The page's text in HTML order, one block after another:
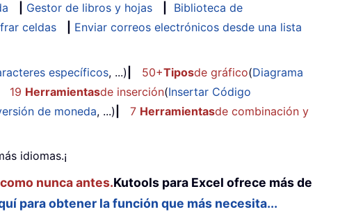
Gestor de libros y hojas
Biblioteca de
celdas
Enviar correos electrónicos desde una lista
específicos, ...) 50+Tiposde gráfico(Diagrama
19 Herramientasde inserción(Insertar Código
de moneda, ...) 7 Herramientasde combinación y
idiomas.¡
nunca antes.Kutools para Excel ofrece más de
para obtener la función que más necesita...